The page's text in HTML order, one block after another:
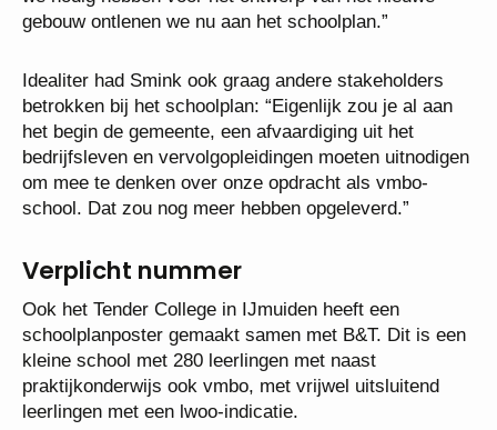
gebouw ontlenen we nu aan het schoolplan.”
Idealiter had Smink ook graag andere stakeholders
betrokken bij het schoolplan: “Eigenlijk zou je al aan
het begin de gemeente, een afvaardiging uit het
bedrijfsleven en vervolgopleidingen moeten uitnodigen
om mee te denken over onze opdracht als vmbo-
school. Dat zou nog meer hebben opgeleverd.”
Verplicht nummer
Ook het Tender College in IJmuiden heeft een
schoolplanposter gemaakt samen met B&T. Dit is een
kleine school met 280 leerlingen met naast
praktijkonderwijs ook vmbo, met vrijwel uitsluitend
leerlingen met een lwoo-indicatie.